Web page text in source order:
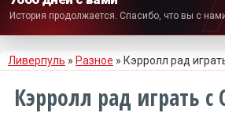
История продолжается. Спасибо, что вы с
Ливерпуль » Разное » Кэрролл рад
Кэрролл рад играть с